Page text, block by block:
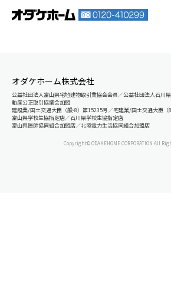
オダケホーム株式会社
公益社団法人富山県宅地建物取引業協会会員／公益社団法人石川
動産公正取引協議会加盟
建設業/国土交通大臣（般-8）第15235号／宅建業/国土交通大臣（
富山県学校生協指定店／石川県学校生協指定店
富山県医師協同組合加盟店／北陸電力生活協同組合加盟店
Copyright© ODAKEHOME CORPORATION All